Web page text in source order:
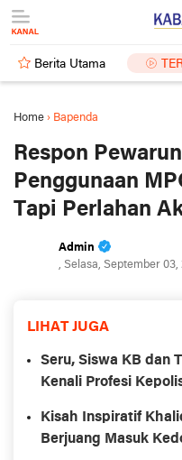
Berita Utama
Home › Bapenda
Respon
Penggunaan
Tapi Perlahan
Admin
, Selasa, September 03,
LIHAT JUGA
Seru, Siswa KB dan
Kenali Profesi
Kisah Inspiratif
Berjuang Masuk